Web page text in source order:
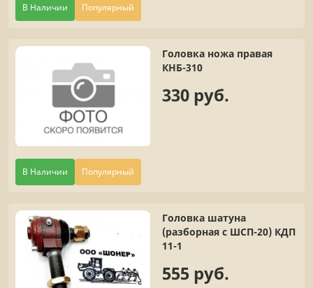
В Наличии Популярный
В Наличии Популярный
Головка ножа правая
КНБ-310
330 руб.
Головка шатуна
(разборная с ШСП-20) КДП
11-1
555 руб.